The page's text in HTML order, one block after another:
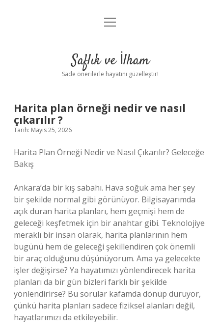
Anasayfa
Yasal Uyarı
menüyü
Saflık ve İlham
Sade önerilerle hayatını güzelleştir!
Harita plan örneği nedir ve nasıl
çıkarılır ?
Tarih: Mayıs 25, 2026
Harita Plan Örneği Nedir ve Nasıl Çıkarılır? Geleceğe
Bakış
Ankara’da bir kış sabahı. Hava soğuk ama her şey
bir şekilde normal gibi görünüyor. Bilgisayarımda
açık duran harita planları, hem geçmişi hem de
geleceği keşfetmek için bir anahtar gibi. Teknolojiye
meraklı bir insan olarak, harita planlarının hem
bugünü hem de geleceği şekillendiren çok önemli
bir araç olduğunu düşünüyorum. Ama ya gelecekte
işler değişirse? Ya hayatımızı yönlendirecek harita
planları da bir gün bizleri farklı bir şekilde
yönlendirirse? Bu sorular kafamda dönüp duruyor,
çünkü harita planları sadece fiziksel alanları değil,
hayatlarımızı da etkileyebilir.